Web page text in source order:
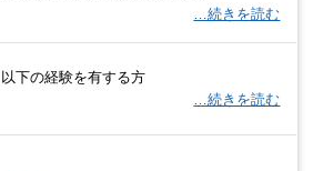
…続きを読む
以下の経験を有する方
…続きを読む